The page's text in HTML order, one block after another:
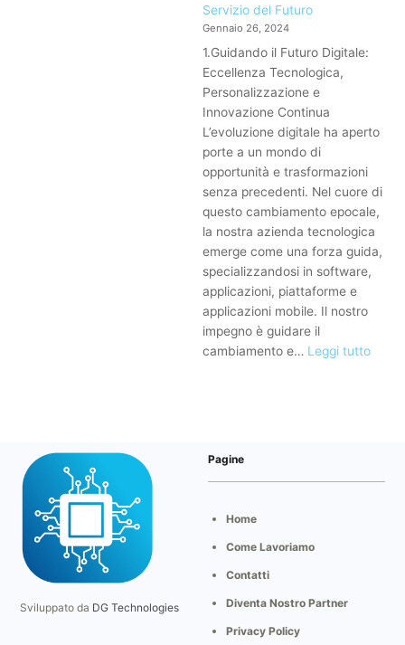
in
Identità
Digitali
Servizio del Futuro
Gennaio 26, 2024
1.Guidando il Futuro Digitale:
Eccellenza Tecnologica,
Personalizzazione e
Innovazione Continua
L’evoluzione digitale ha aperto
porte a un mondo di
opportunità e trasformazioni
senza precedenti. Nel cuore di
questo cambiamento epocale,
la nostra azienda tecnologica
emerge come una forza guida,
specializzandosi in software,
applicazioni, piattaforme e
applicazioni mobile. Il nostro
impegno è guidare il
cambiamento e… Leggi tutto:
Sviluppato da DG Technologies
Pagine
Home
Come Lavoriamo
Contatti
Diventa Nostro Partner
Privacy Policy